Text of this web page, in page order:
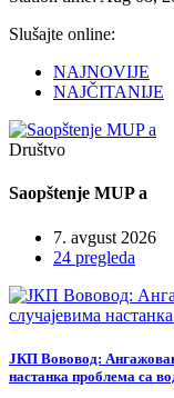
Slušajte online:
NAJNOVIJE
NAJČITANIJE
Društvo
Saopštenje MUP a
7. avgust 2026
24 pregleda
ЈКП Вововод:
настанка проблема са